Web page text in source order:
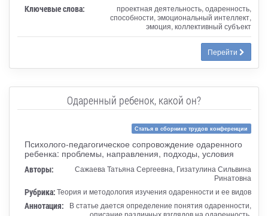
Ключевые слова:
проектная деятельность, одаренность,
способности, эмоциональный интеллект,
эмоция, коллективный субъект
Перейти
Одаренный ребенок, какой он?
Статья в сборнике трудов конференции
Психолого-педагогическое сопровождение одаренного
ребенка: проблемы, направления, подходы, условия
Авторы:
Сажаева Татьяна Сергеевна, Гизатулина Сильвина
Ринатовна
Рубрика:Теория и методология изучения одаренности и ее видов
Аннотация:
В статье дается определение понятия одаренности,
описание различных взглядов на одаренность,